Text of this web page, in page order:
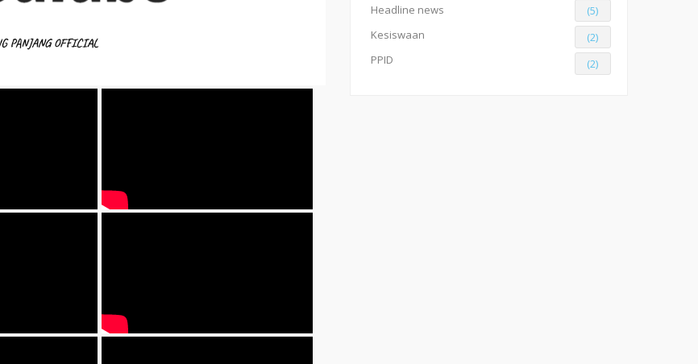
Headline news
(5)
Kesiswaan
(2)
PPID
(2)